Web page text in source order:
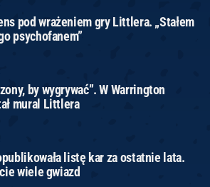
pod wrażeniem gry Littlera. „Stałem
psychofanem”
by wygrywać”. W Warrington
mural Littlera
listę kar za ostatnie lata.
wiele gwiazd